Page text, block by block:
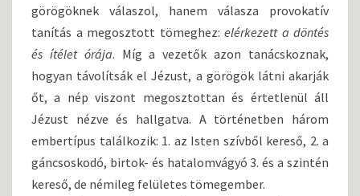
görögöknek válaszol, hanem válasza provokatív
tanítás a megosztott tömeghez: elérkezett a döntés
és ítélet órája. Míg a vezetők azon tanácskoznak,
hogyan távolítsák el Jézust, a görögök látni akarják
őt, a nép viszont megosztottan és értetlenül áll
Jézust nézve és hallgatva. A történetben három
embertípus találkozik: 1. az Isten szívből kereső, 2. a
gáncsoskodó, birtok- és hatalomvágyó 3. és a szintén
kereső, de némileg felületes tömegember.